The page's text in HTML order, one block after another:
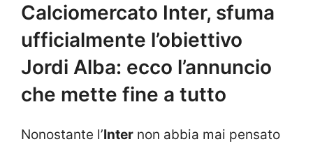
Calciomercato Inter, sfuma
ufficialmente l’obiettivo
Jordi Alba: ecco l’annuncio
che mette fine a tutto
Nonostante l’Inter non abbia mai pensato